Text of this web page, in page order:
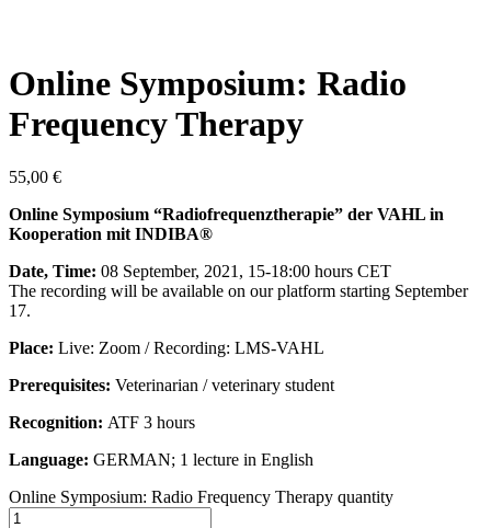
Online Symposium: Radio
Frequency Therapy
55,00 €
Online Symposium “Radiofrequenztherapie” der VAHL in
Kooperation mit INDIBA®
Date, Time: 08 September, 2021, 15-18:00 hours CET
The recording will be available on our platform starting September
17.
Place: Live: Zoom / Recording: LMS-VAHL
Prerequisites: Veterinarian / veterinary student
Recognition: ATF 3 hours
Language: GERMAN; 1 lecture in English
Online Symposium: Radio Frequency Therapy quantity